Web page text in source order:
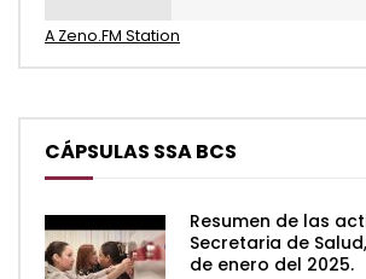
A Zeno.FM Station
CÁPSULAS SSA BCS
Resumen de las
Secretaria de
de enero del 2025.